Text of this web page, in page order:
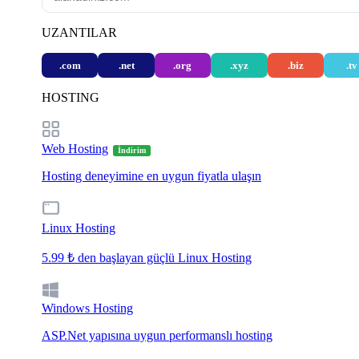
UZANTILAR
.com .net .org .xyz .biz .tv
HOSTING
Web Hosting İndirim
Hosting deneyimine en uygun fiyatla ulaşın
Linux Hosting
5.99 ₺ den başlayan güçlü Linux Hosting
Windows Hosting
ASP.Net yapısına uygun performanslı hosting